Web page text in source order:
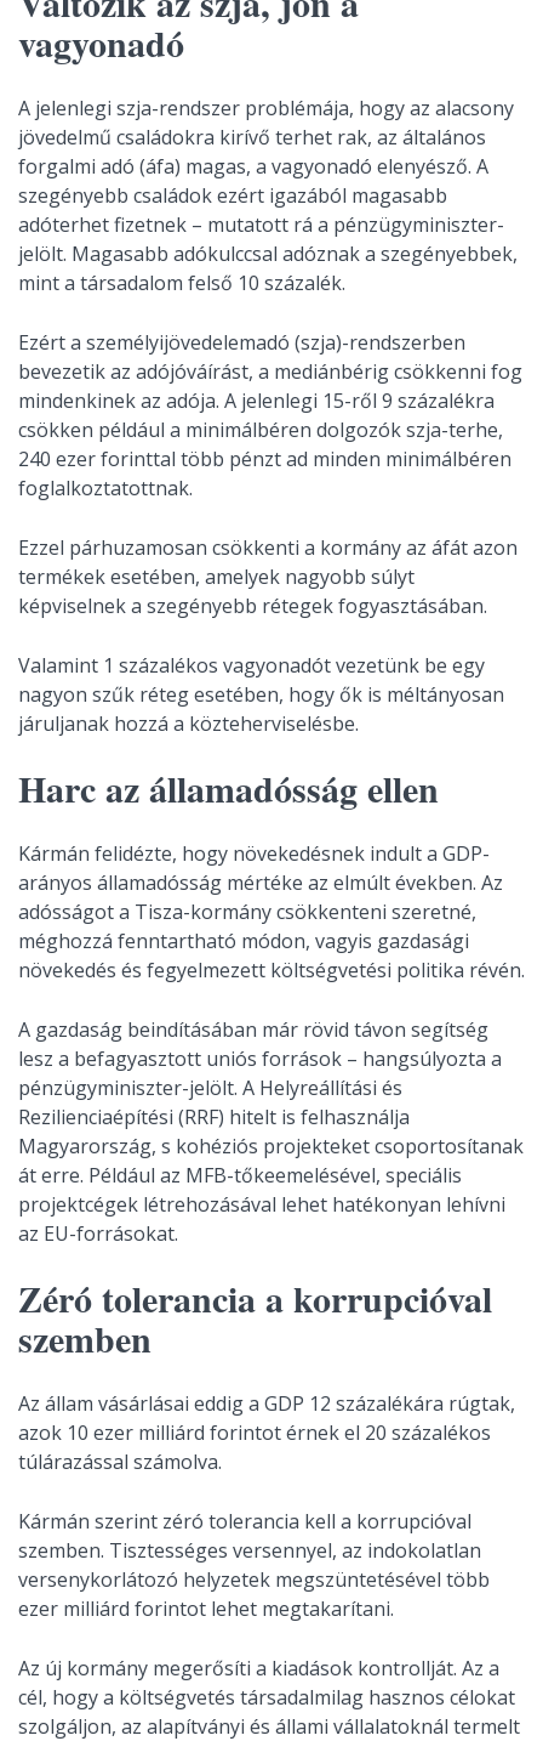
vagyonadó
A jelenlegi szja-rendszer problémája, hogy az alacsony
jövedelmű családokra kirívő terhet rak, az általános
forgalmi adó (áfa) magas, a vagyonadó elenyésző. A
szegényebb családok ezért igazából magasabb
adóterhet fizetnek – mutatott rá a pénzügyminiszter-
jelölt. Magasabb adókulccsal adóznak a szegényebbek,
mint a társadalom felső 10 százalék.
Ezért a személyijövedelemadó (szja)-rendszerben
bevezetik az adójóváírást, a mediánbérig csökkenni fog
mindenkinek az adója. A jelenlegi 15-ről 9 százalékra
csökken például a minimálbéren dolgozók szja-terhe,
240 ezer forinttal több pénzt ad minden minimálbéren
foglalkoztatottnak.
Ezzel párhuzamosan csökkenti a kormány az áfát azon
termékek esetében, amelyek nagyobb súlyt
képviselnek a szegényebb rétegek fogyasztásában.
Valamint 1 százalékos vagyonadót vezetünk be egy
nagyon szűk réteg esetében, hogy ők is méltányosan
járuljanak hozzá a közteherviselésbe.
Harc az államadósság ellen
Kármán felidézte, hogy növekedésnek indult a GDP-
arányos államadósság mértéke az elmúlt években. Az
adósságot a Tisza-kormány csökkenteni szeretné,
méghozzá fenntartható módon, vagyis gazdasági
növekedés és fegyelmezett költségvetési politika révén.
A gazdaság beindításában már rövid távon segítség
lesz a befagyasztott uniós források – hangsúlyozta a
pénzügyminiszter-jelölt. A Helyreállítási és
Rezilienciaépítési (RRF) hitelt is felhasználja
Magyarország, s kohéziós projekteket csoportosítanak
át erre. Például az MFB-tőkeemelésével, speciális
projektcégek létrehozásával lehet hatékonyan lehívni
az EU-forrásokat.
Zéró tolerancia a korrupcióval
szemben
Az állam vásárlásai eddig a GDP 12 százalékára rúgtak,
azok 10 ezer milliárd forintot érnek el 20 százalékos
túlárazással számolva.
Kármán szerint zéró tolerancia kell a korrupcióval
szemben. Tisztességes versennyel, az indokolatlan
versenykorlátozó helyzetek megszüntetésével több
ezer milliárd forintot lehet megtakarítani.
Az új kormány megerősíti a kiadások kontrollját. Az a
cél, hogy a költségvetés társadalmilag hasznos célokat
szolgáljon, az alapítványi és állami vállalatoknál termelt